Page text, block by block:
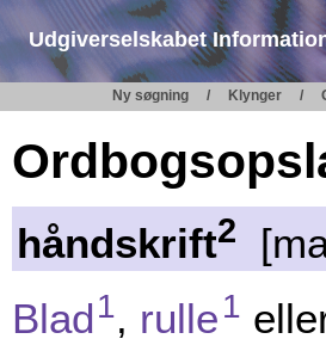
Udgiverselskabet
Ny søgning Klynger
håndskrift2
Blad1, rulle1